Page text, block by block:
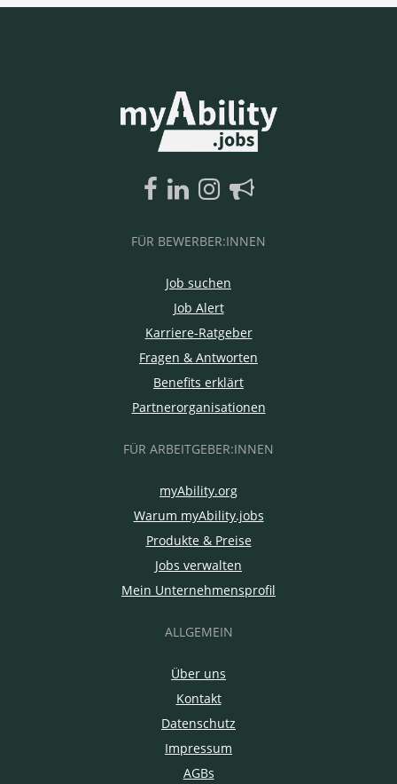
FÜR BEWERBER:INNEN
Job suchen
Job Alert
Karriere-Ratgeber
Fragen & Antworten
Benefits erklärt
Partnerorganisationen
FÜR ARBEITGEBER:INNEN
myAbility.org
Warum myAbility.jobs
Produkte & Preise
Jobs verwalten
Mein Unternehmensprofil
ALLGEMEIN
Über uns
Kontakt
Datenschutz
Impressum
AGBs